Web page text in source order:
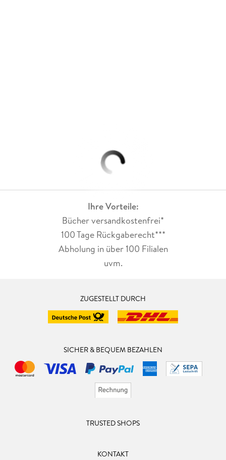
Ihre Vorteile:
Bücher versandkostenfrei*
100 Tage Rückgaberecht***
Abholung in über 100 Filialen
uvm.
ZUGESTELLT DURCH
SICHER & BEQUEM BEZAHLEN
TRUSTED SHOPS
KONTAKT